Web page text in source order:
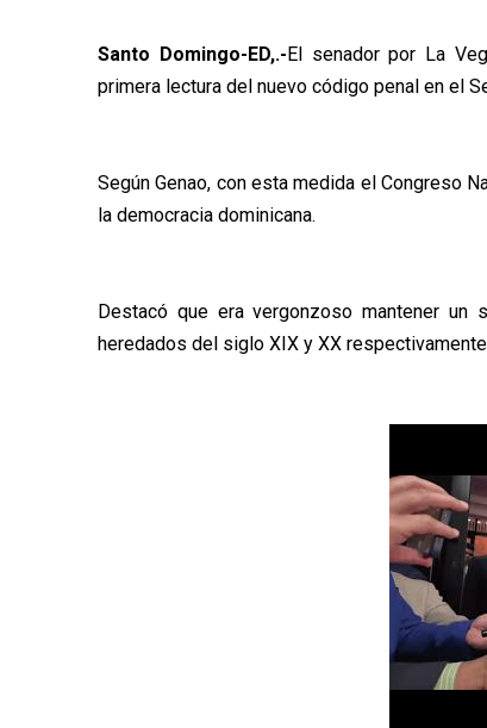
Santo Domingo-ED,.-El senador por La
primera lectura del nuevo código penal en el
Según Genao, con esta medida el Congreso
la democracia dominicana.
Destacó que era vergonzoso mantener un
heredados del siglo XIX y XX